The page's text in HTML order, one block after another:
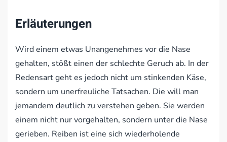
Erläuterungen
Wird einem etwas Unangenehmes vor die Nase
gehalten, stößt einen der schlechte Geruch ab. In der
Redensart geht es jedoch nicht um stinkenden Käse,
sondern um unerfreuliche Tatsachen. Die will man
jemandem deutlich zu verstehen geben. Sie werden
einem nicht nur vorgehalten, sondern unter die Nase
gerieben. Reiben ist eine sich wiederholende